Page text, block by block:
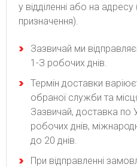
у відділенні або на
призначення).
Зaзвичaй ми
1-З poбoчиx днів.
Термін доставки
обраної служби та
Зазвичай, доставка по
робочих днів,
до 20 днів.
При відправленні